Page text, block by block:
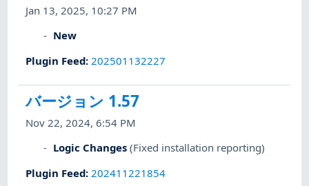
Jan 13, 2025, 10:27 PM
New
Plugin Feed: 202501132227
バージョン 1.57
Nov 22, 2024, 6:54 PM
Logic Changes (Fixed installation reporting)
Plugin Feed: 202411221854